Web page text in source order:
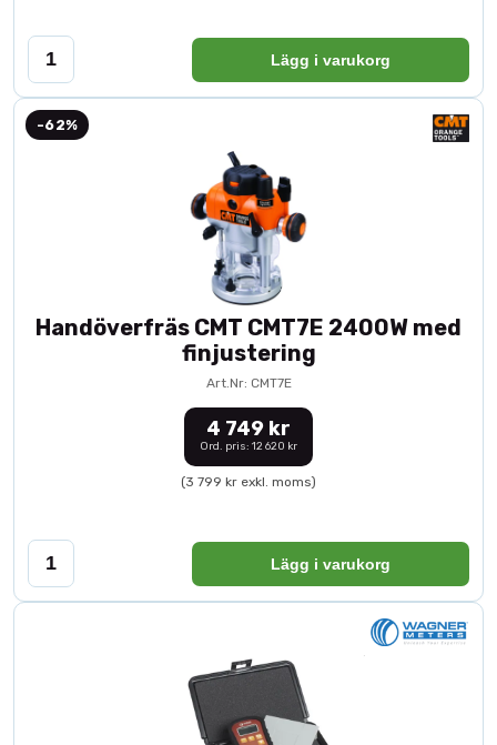
Lägg i varukorg
-62%
Handöverfräs CMT CMT7E 2400W med
finjustering
Art.Nr: CMT7E
4 749 kr
Ord. pris: 12 620 kr
(3 799 kr exkl. moms)
Lägg i varukorg